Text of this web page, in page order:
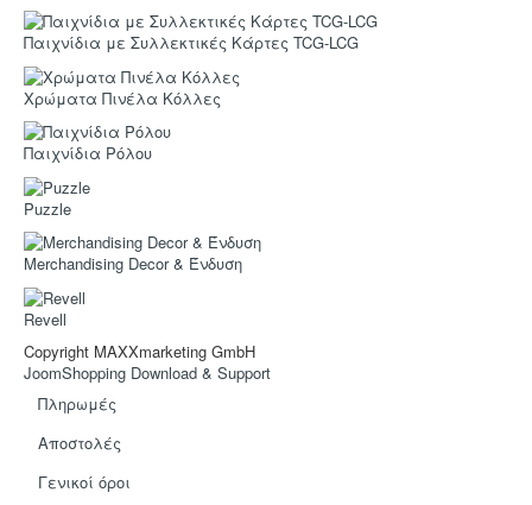
Hot Deals!
Αρχική σελίδα
Παιχνίδια με Συλλεκτικές Κάρτες TCG-LCG
Χρώματα Πινέλα Κόλλες
Παιχνίδια Ρόλου
Puzzle
Merchandising Decor & Ένδυση
Revell
Copyright MAXXmarketing GmbH
JoomShopping Download & Support
Πληρωμές
Αποστολές
Γενικοί όροι